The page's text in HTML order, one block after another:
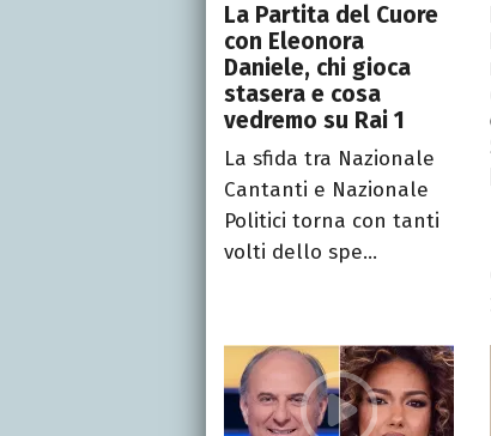
La Partita del Cuore
con Eleonora
Daniele, chi gioca
stasera e cosa
vedremo su Rai 1
La sfida tra Nazionale
Cantanti e Nazionale
Politici torna con tanti
volti dello spe...